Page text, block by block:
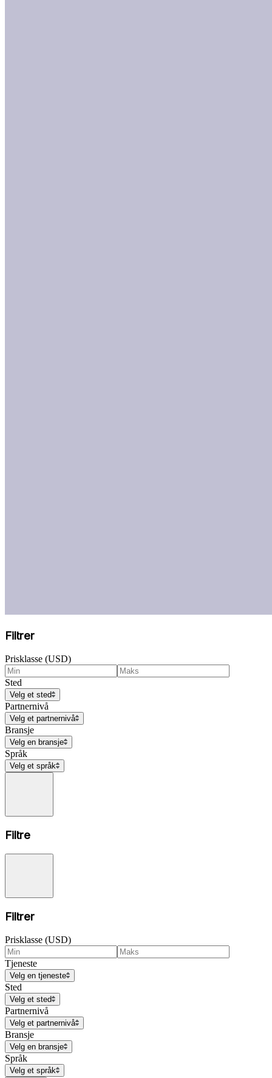
Filtrer
Prisklasse (USD)
Sted
Velg et sted
Partnernivå
Velg et partnernivå
Bransje
Velg en bransje
Språk
Velg et språk
Filtre
Filtrer
Prisklasse (USD)
Tjeneste
Velg en tjeneste
Sted
Velg et sted
Partnernivå
Velg et partnernivå
Bransje
Velg en bransje
Språk
Velg et språk